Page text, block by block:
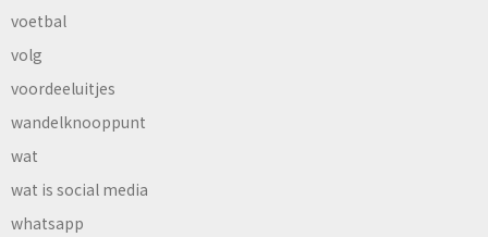
voetbal
volg
voordeeluitjes
wandelknooppunt
wat
wat is social media
whatsapp